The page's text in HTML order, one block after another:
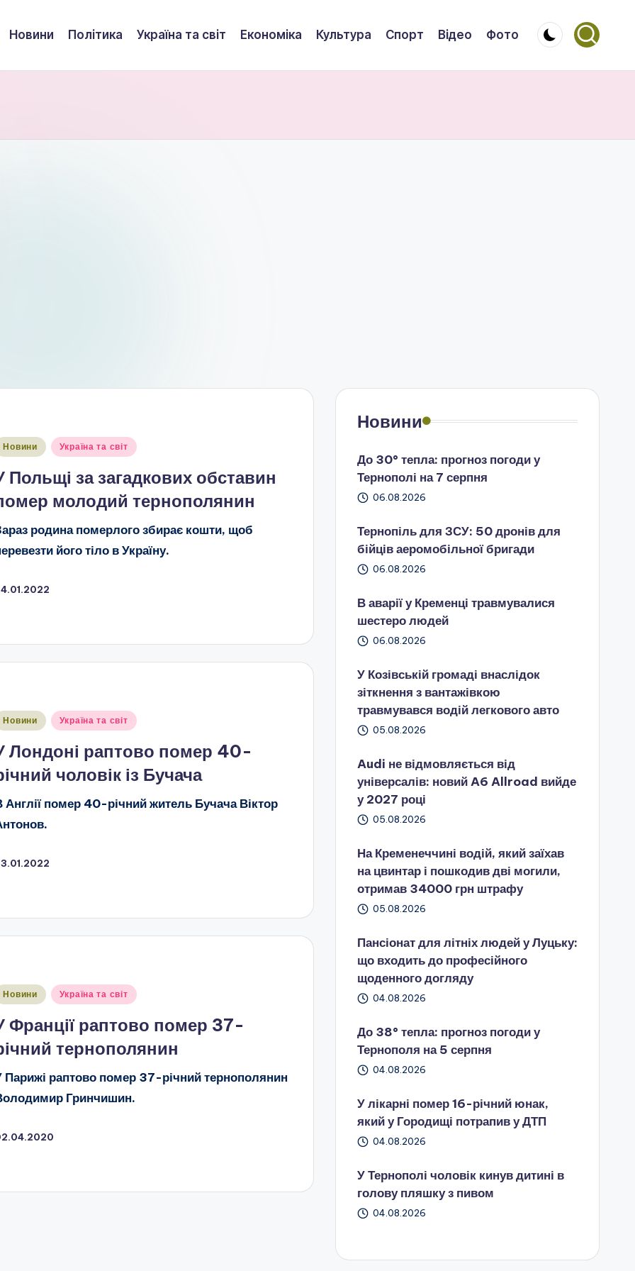
Новини Політика Україна та світ Економіка Культура Спорт Відео Фото
Новини Україна та світ
Польщі за загадкових обставин
молодий тернополянин
родина померлого збирає кошти, щоб
його тіло в Україну.
Новини Україна та світ
Лондоні раптово помер 40-
чоловік із Бучача
Англії помер 40-річний житель Бучача Віктор
Новини Україна та світ
Франції раптово помер 37-
тернополянин
Парижі раптово помер 37-річний тернополянин
Гринчишин.
Новини
До 30° тепла: прогноз погоди у
Тернополі на 7 серпня
06.08.2026
Тернопіль для ЗСУ: 50 дронів для
бійців аеромобільної бригади
06.08.2026
В аварії у Кременці травмувалися
шестеро людей
06.08.2026
У Козівській громаді внаслідок
зіткнення з вантажівкою
травмувався водій легкового авто
05.08.2026
Audi не відмовляється від
універсалів: новий A6 Allroad вийде
у 2027 році
05.08.2026
На Кременеччині водій, який заїхав
на цвинтар і пошкодив дві могили,
отримав 34000 грн штрафу
05.08.2026
Пансіонат для літніх людей у Луцьку:
що входить до професійного
щоденного догляду
04.08.2026
До 38° тепла: прогноз погоди у
Тернополя на 5 серпня
04.08.2026
У лікарні помер 16-річний юнак,
який у Городищі потрапив у ДТП
04.08.2026
У Тернополі чоловік кинув дитині в
голову пляшку з пивом
04.08.2026